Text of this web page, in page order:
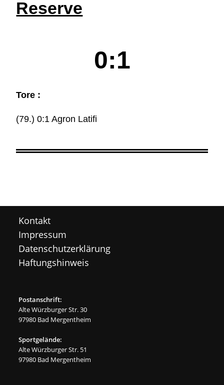
Reserve
0:1
Tore :
(79.) 0:1 Agron Latifi
Kontakt
Impressum
Datenschutzerklärung
Haftungshinweis
Postanschrift:
Alte Würzburger Str. 30
97980 Bad Mergentheim
Sportgelände:
Alte Würzburger Str. 51
97980 Bad Mergentheim